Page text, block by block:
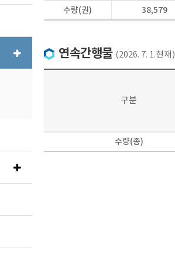
수량(권) 38,579
연속간행물 (2026. 7. 1.현재)
구분
수량(종)